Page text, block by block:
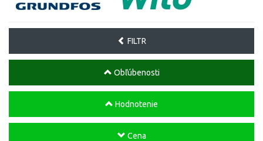
FILTR
Obľúbenosti
Hodnotenie
Cena